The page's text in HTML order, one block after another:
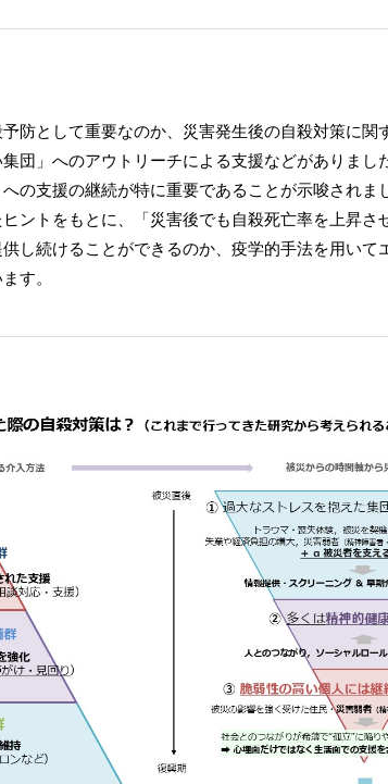
防として重要なのか、災害発生後の自殺対策に関
団」へのアウトリーチによる支援などがありまし
の支援の継続が特に重要であることが示唆されま
ントをもとに、「災害後でも自殺死亡率を上昇さ
し続けることができるのか、疫学的手法を用いて
す。